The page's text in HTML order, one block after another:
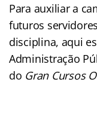
Para auxiliar a
futuros
disciplina, aqui
Administração
do Gran Cursos